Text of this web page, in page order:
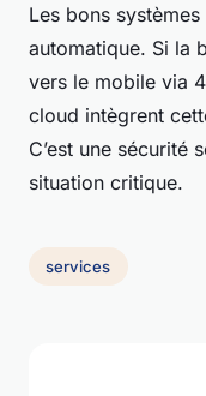
Les bons
automatique. Si la
vers le mobile via
cloud intègrent
C’est une sécurité
situation critique.
services